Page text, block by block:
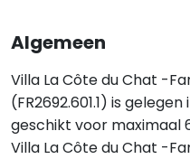
Algemeen
Villa La Côte du Chat -
(FR2692.601.1) is
geschikt voor maximaal
Villa La Côte du Chat -